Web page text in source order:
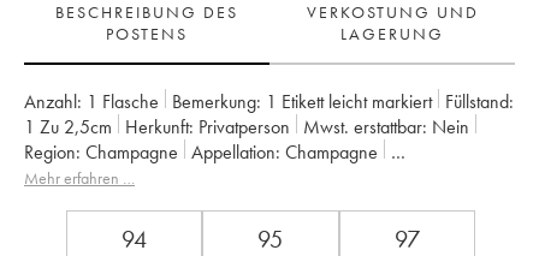
BESCHREIBUNG DES
POSTENS
VERKOSTUNG UND
LAGERUNG
Anzahl: 1 Flasche Bemerkung: 1 Etikett leicht markiert Füllstand:
1 Zu 2,5cm Herkunft: privatperson Mwst. erstattbar:
nein
Region:
Champagne Appellation:
Champagne
Eigentümer:
Taittinger
Mehr erfahren …
94 95 97